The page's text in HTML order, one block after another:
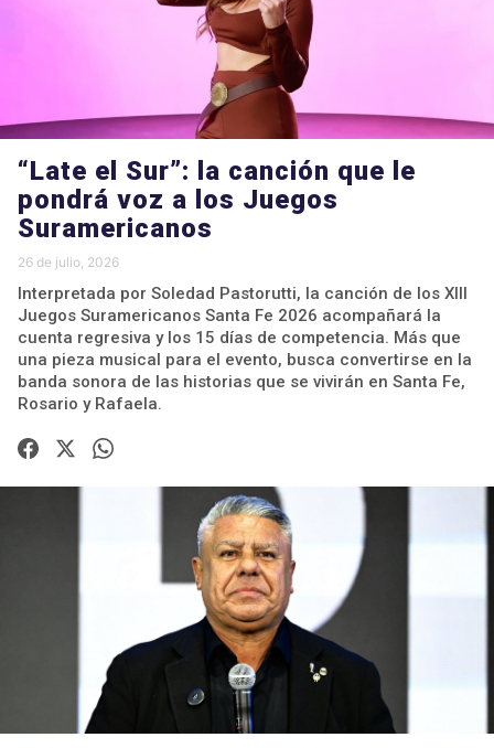
“Late el Sur”: la canción que le
pondrá voz a los Juegos
Suramericanos
26 de julio, 2026
Interpretada por Soledad Pastorutti, la canción de los XIII
Juegos Suramericanos Santa Fe 2026 acompañará la
cuenta regresiva y los 15 días de competencia. Más que
una pieza musical para el evento, busca convertirse en la
banda sonora de las historias que se vivirán en Santa Fe,
Rosario y Rafaela.